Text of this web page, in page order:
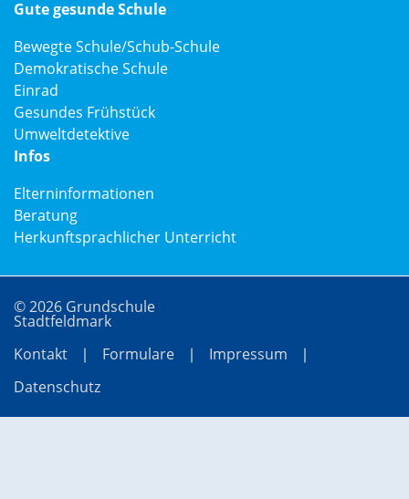
Gute gesunde Schule
Bewegte Schule/Schub-Schule
Demokratische Schule
Einrad
Gesundes Frühstück
Umweltdetektive
Infos
Elterninformationen
Beratung
Herkunftsprachlicher Unterricht
© 2026 Grundschule
Stadtfeldmark
Kontakt
Formulare
Impressum
Datenschutz